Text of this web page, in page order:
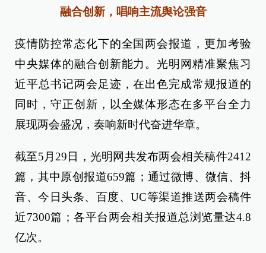
融合创新，唱响主流舆论强音
疫情防控常态化下的全国两会报道，更加考验
中央媒体的融合创新能力。光明网精准聚焦习
近平总书记两会足迹，在出色完成常规报道的
同时，守正创新，以全媒体形态在多平台全力
展现两会盛况，奏响新时代奋进华章。
截至5月29日，光明网共发布两会相关稿件2412
篇，其中原创报道659篇；通过微博、微信、抖
音、今日头条、百度、UC等渠道推送两会稿件
近7300篇；各平台两会相关报道总浏览量达4.8
亿次。